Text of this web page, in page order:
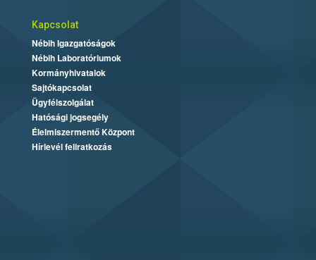
Kapcsolat
Nébih Igazgatóságok
Nébih Laboratóriumok
Kormányhivatalok
Sajtókapcsolat
Ügyfélszolgálat
Hatósági jogsegély
Élelmiszermentő Központ
Hírlevél feliratkozás